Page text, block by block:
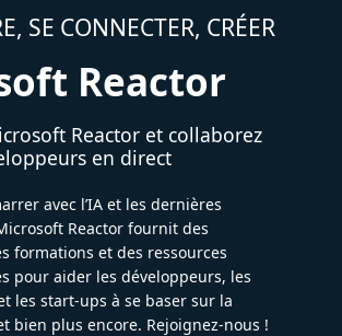
SE CONNECTER, CRÉER
Reactor
Reactor et collaborez
en direct
avec l’IA et les dernières
Reactor fournit des
formations et des ressources
pour aider les développeurs, les
les start-ups à se baser sur la
bien plus encore. Rejoignez-nous !